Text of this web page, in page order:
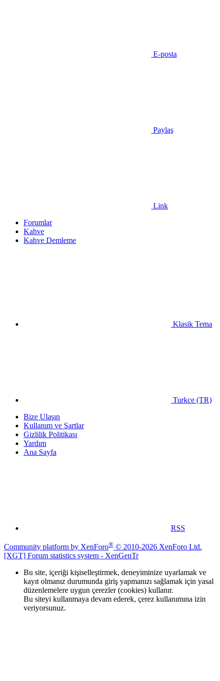
E-posta
Paylaş
Link
Forumlar
Kahve
Kahve Demleme
Klasik Tema
Turkce (TR)
Bize Ulaşın
Kullanım ve Şartlar
Gizlilik Politikası
Yardım
Ana Sayfa
RSS
Community platform by XenForo® © 2010-2026 XenForo Ltd.
[XGT] Forum statistics system - XenGenTr
Bu site, içeriği kişiselleştirmek, deneyiminize uyarlamak ve
kayıt olmanız durumunda giriş yapmanızı sağlamak için yasal
düzenlemelere uygun çerezler (cookies) kullanır.
Bu siteyi kullanmaya devam ederek, çerez kullanımına izin
veriyorsunuz.